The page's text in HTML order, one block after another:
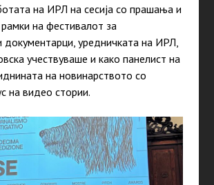
на ИРЛ на сесија со прашања и
на фестивалот за
документарци, уредничката на ИРЛ,
учествуваше и како панелист на
на новинарството со
на видео стории.